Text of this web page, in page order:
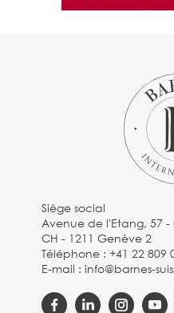
Siège social
Avenue de l'Etang, 57 -
CH - 1211 Genève 2
Téléphone :+41 22 809
E-mail :info@barnes-